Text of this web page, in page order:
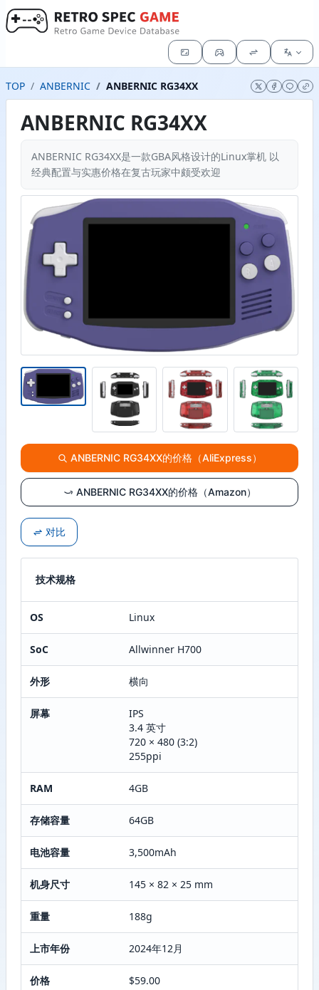
TOP ANBERNIC ANBERNIC RG34XX
ANBERNIC RG34XX
ANBERNIC RG34XX是一款GBA风格设计的Linux掌机 以
经典配置与实惠价格在复古玩家中颇受欢迎
ANBERNIC RG34XX的价格（AliExpress）
ANBERNIC RG34XX的价格（Amazon）
对比
技术规格
OS Linux
SoC Allwinner H700
外形 横向
屏幕
IPS
3.4 英寸
720 × 480 (3:2)
255ppi
RAM 4GB
存储容量 64GB
电池容量 3,500mAh
机身尺寸 145 × 82 × 25 mm
重量 188g
上市年份 2024年12月
价格 $59.00